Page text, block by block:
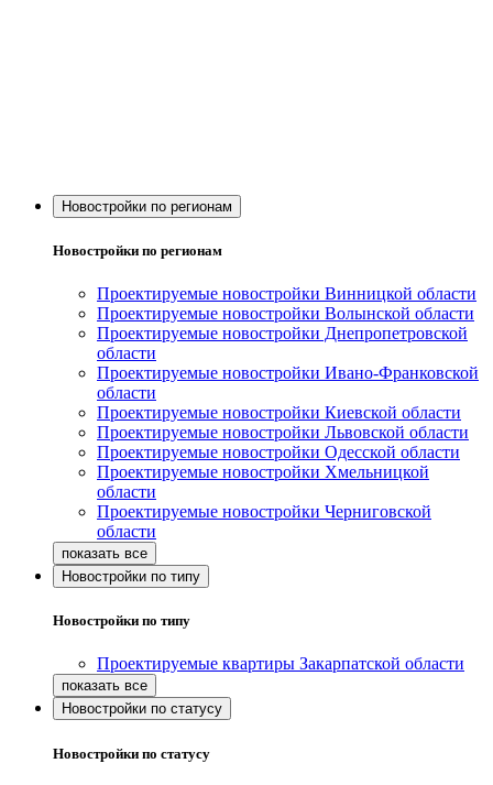
Новостройки по регионам
Новостройки по регионам
Проектируемые новостройки Винницкой области
Проектируемые новостройки Волынской области
Проектируемые новостройки Днепропетровской
области
Проектируемые новостройки Ивано-Франковской
области
Проектируемые новостройки Киевской области
Проектируемые новостройки Львовской области
Проектируемые новостройки Одесской области
Проектируемые новостройки Хмельницкой
области
Проектируемые новостройки Черниговской
области
Новостройки по типу
Новостройки по типу
Проектируемые квартиры Закарпатской области
Новостройки по статусу
Новостройки по статусу